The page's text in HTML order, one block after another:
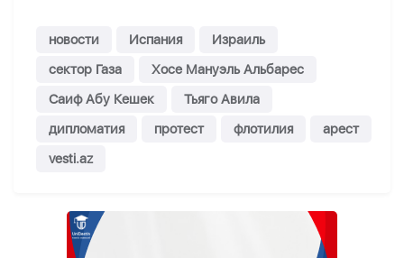
новости Испания
Израиль
сектор Газа
Хосе Мануэль Альбарес
Саиф Абу Кешек
Тьяго Авила
дипломатия
протест флотилия
арест
vesti.az